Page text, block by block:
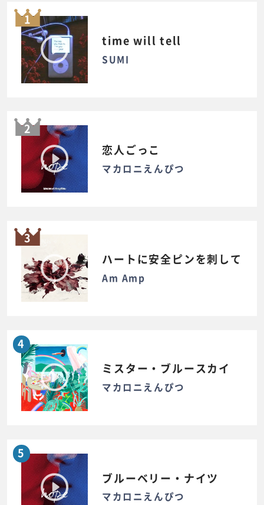
1
time will tell
SUMI
2
恋人ごっこ
マカロニえんぴつ
3
ハートに安全ピンを刺して
Am Amp
4
ミスター・ブルースカイ
マカロニえんぴつ
5
ブルーベリー・ナイツ
マカロニえんぴつ